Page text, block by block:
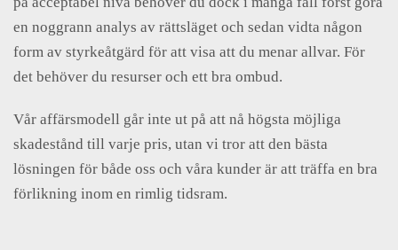
en noggrann analys av rättsläget och sedan vidta någon
form av styrkeåtgärd för att visa att du menar allvar. För
det behöver du resurser och ett bra ombud.
Vår affärsmodell går inte ut på att nå högsta möjliga
skadestånd till varje pris, utan vi tror att den bästa
lösningen för både oss och våra kunder är att träffa en bra
förlikning inom en rimlig tidsram.